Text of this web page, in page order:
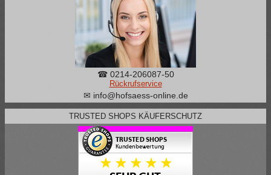
☎ 0214-206087-50
Rückrufservice
✉ info@hofsaess-online.de
TRUSTED SHOPS KÄUFERSCHUTZ